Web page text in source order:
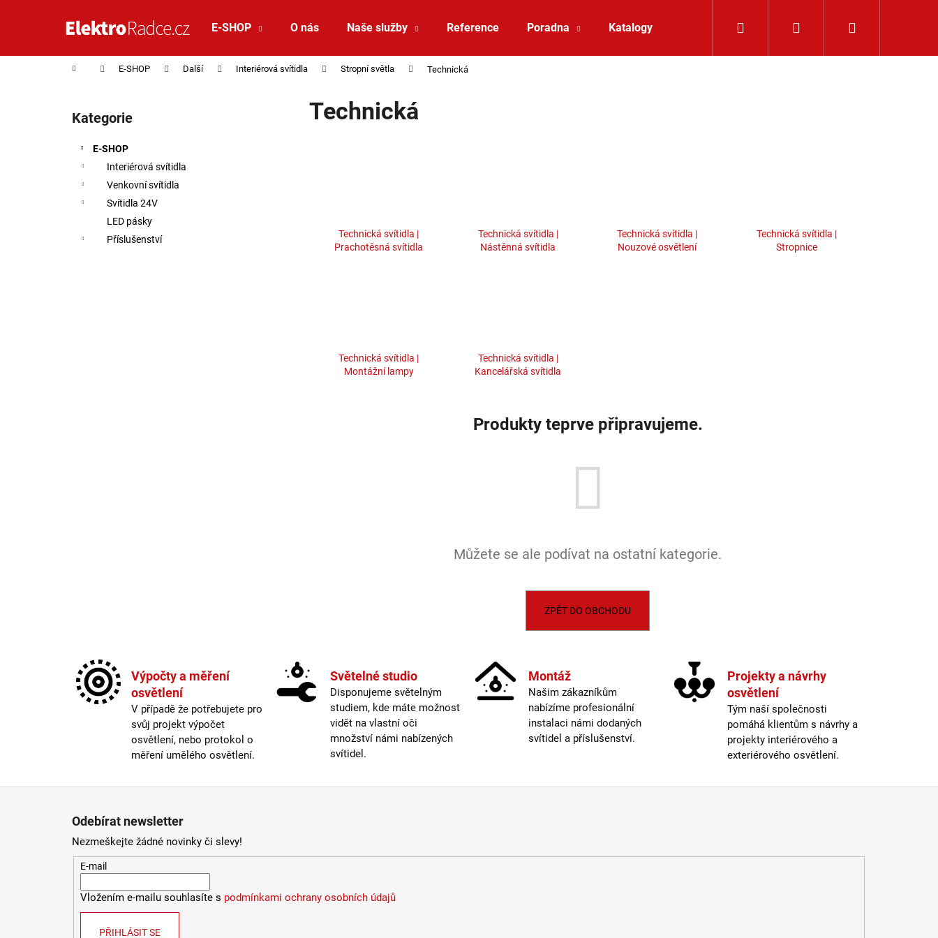
E-SHOP O nás Naše služby Reference Poradna Katalogy Přihlášení
Domů E-SHOP Další Interiérová svítidla Stropní světla Technická
Přeskočit kategorie
Kategorie
E-SHOP
Interiérová svítidla
Venkovní svítidla
Svítidla 24V
LED pásky
Příslušenství
Technická
Technická svítidla |
Prachotěsná svítidla
Technická svítidla |
Nástěnná svítidla
Technická svítidla |
Nouzové osvětlení
Technická svítidla |
Stropnice
Technická svítidla |
Montážní lampy
Technická svítidla |
Kancelářská svítidla
Produkty teprve připravujeme.
Můžete se ale podívat na ostatní kategorie.
ZPĚT DO OBCHODU
Výpočty a měření
osvětlení
V případě že potřebujete pro
svůj projekt výpočet
osvětlení, nebo protokol o
měření umělého osvětlení.
Světelné studio
Disponujeme světelným
studiem, kde máte možnost
vidět na vlastní oči
množství námi nabízených
svítidel.
Montáž
Našim zákazníkům
nabízíme profesionální
instalaci námi dodaných
svítidel a příslušenství.
Projekty a návrhy
osvětlení
Tým naší společnosti
pomáhá klientům s návrhy a
projekty interiérového a
exteriérového osvětlení.
Zpět
do
Zpět
do
Co potřebujete najít?
Odebírat newsletter
Nezmeškejte žádné novinky či slevy!
E-mail
Vložením e-mailu souhlasíte s podmínkami ochrany osobních údajů
PŘIHLÁSIT SE